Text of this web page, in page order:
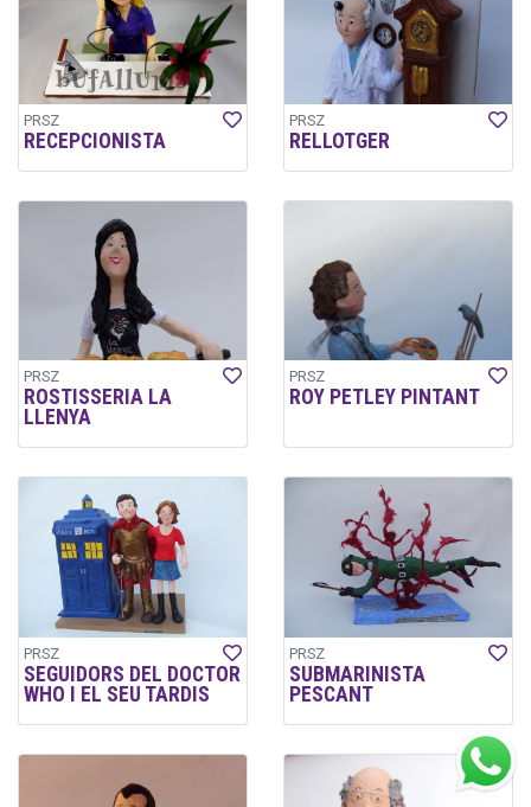
PRSZ
RECEPCIONISTA
PRSZ
RELLOTGER
PRSZ
ROSTISSERIA LA
LLENYA
PRSZ
ROY PETLEY PINTANT
PRSZ
SEGUIDORS DEL DOCTOR
WHO I EL SEU TARDIS
PRSZ
SUBMARINISTA
PESCANT